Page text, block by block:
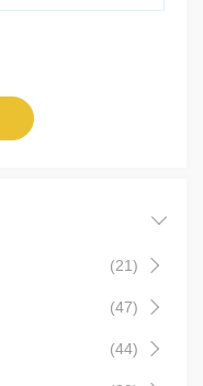
(21)
(47)
(44)